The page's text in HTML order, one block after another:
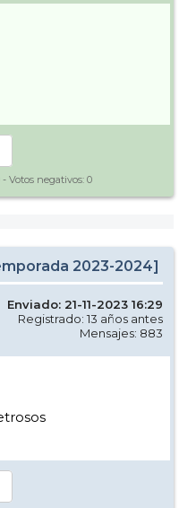
- Votos negativos: 0
2023-2024]
Enviado: 21-11-2023 16:29
Registrado: 13 años antes
Mensajes: 883